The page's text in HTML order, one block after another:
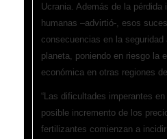
Ucrania. Además de la pérdida
humanas –advirtió-, esos
consecuencias en la seguridad
planeta, poniendo en riesgo la
económica en otras regiones
“Las dificultades imperantes
posible incremento de los
fertilizantes comienzan a